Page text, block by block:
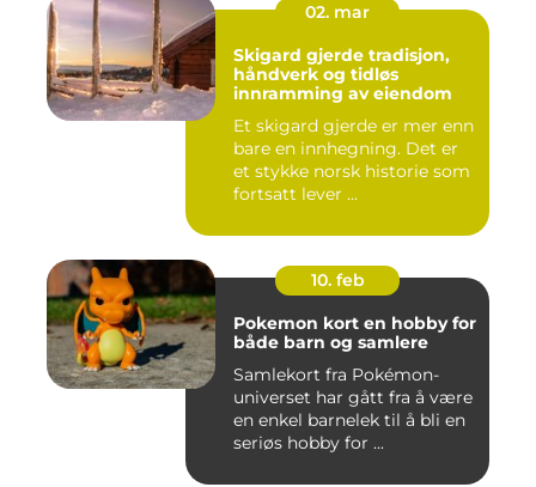
02. mar
Skigard gjerde tradisjon,
håndverk og tidløs
innramming av eiendom
Et skigard gjerde er mer enn
bare en innhegning. Det er
et stykke norsk historie som
fortsatt lever ...
10. feb
Pokemon kort en hobby for
både barn og samlere
Samlekort fra Pokémon-
universet har gått fra å være
en enkel barnelek til å bli en
seriøs hobby for ...